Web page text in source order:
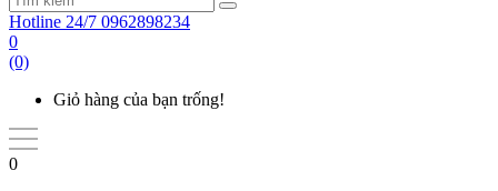
Hotline 24/7 0962898234
0
(0)
Giỏ hàng của bạn trống!
0